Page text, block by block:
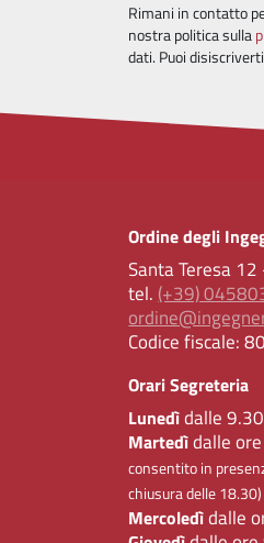
Rimani in contatto
nostra politica sulla
dati. Puoi
Ordine degli
Santa Teresa
tel. (+39)
Codice fiscale:
Orari Segreteria
Lunedìdalle
Martedìdalle
consentito in
chiusura delle 18.30)
Mercoledìdalle